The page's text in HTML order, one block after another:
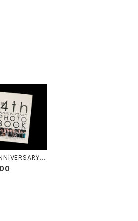
P
BOOK